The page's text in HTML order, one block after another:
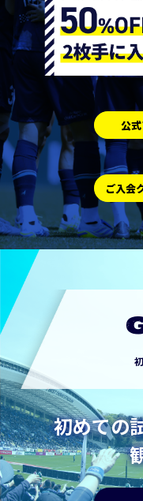
公
ご入会
初めての